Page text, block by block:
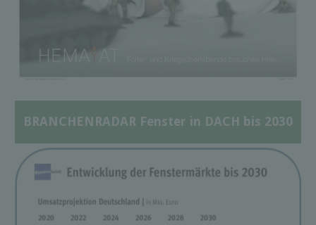
BRANCHENRADAR Fenster in DACH bis 2030